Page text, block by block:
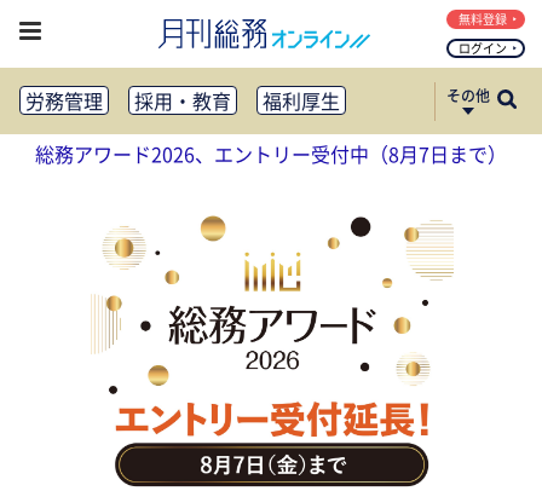
ログイン
無料登録
労務管理 採用・教育
福利厚生
健康経営
働き方改革
法務・コンプライアンス
リスクマネジメント・BCP
社外・社内広報
社外・社内コミュニケーション活性化
FM・オフィス移転
CSR・SDGs
テクノロジー活用・DX
助成金・補助金・コスト削減
アウトソーシング・BPO
調査・レポート
その他
総務アワード2026、エントリー受付中（8月7日まで）